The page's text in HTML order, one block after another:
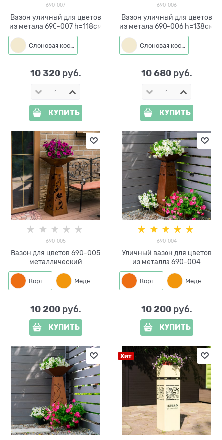
690-007
Вазон уличный для цветов
из метала 690-007 h=118см
10 320 руб.
КУПИТЬ
690-006
Вазон уличный для цветов
из метала 690-006 h=138см
10 680 руб.
КУПИТЬ
690-005
Вазон для цветов 690-005
металлический
Слоновая кость
10 200 руб.
КУПИТЬ
690-004
Уличный вазон для цветов
из металла 690-004
10 200 руб.
КУПИТЬ
Хит